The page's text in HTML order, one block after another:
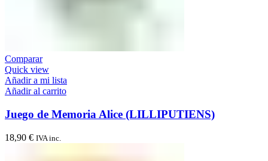
Comparar
Quick view
Añadir a mi lista
Añadir al carrito
Juego de Memoria Alice (LILLIPUTIENS)
18,90 € IVA inc.